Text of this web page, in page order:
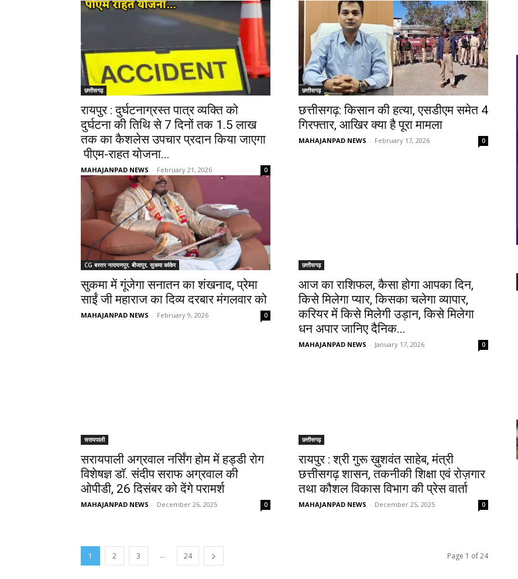
छत्तीसगढ़
रायपुर : दुर्घटनाग्रस्त पात्र व्यक्ति को
दुर्घटना की तिथि से 7 दिनों तक ₹1.5 लाख
तक का कैशलेस उपचार प्रदान किया जाएगा
पीएम-राहत योजना...
MAHAJANPAD NEWS - February 21, 2026 0
छत्तीसगढ़
छत्तीसगढ़: किसान की हत्या, एसडीएम समेत 4
गिरफ्तार, आखिर क्या है पूरा मामला
MAHAJANPAD NEWS - February 17, 2026 0
CG बस्तर नारायणपुर, बीजापुर, सुकमा कांकेर
सुकमा में गूंजेगा सनातन का शंखनाद, प्रेमा
साईं जी महाराज का दिव्य दरबार मंगलवार को
MAHAJANPAD NEWS - February 9, 2026 0
छत्तीसगढ़
आज का राशिफल, कैसा होगा आपका दिन,
किसे मिलेगा प्यार, किसका चलेगा व्यापार,
करियर में किसे मिलेगी उड़ान, किसे मिलेगा
धन अपार जानिए दैनिक...
MAHAJANPAD NEWS - January 17, 2026 0
सरायपाली
सरायपाली अग्रवाल नर्सिंग होम में हड्डी रोग
विशेषज्ञ डॉ. संदीप सराफ अग्रवाल की
ओपीडी, 26 दिसंबर को देंगे परामर्श
MAHAJANPAD NEWS - December 26, 2025 0
छत्तीसगढ़
रायपुर : श्री गुरू ख़ुशवंत साहेब, मंत्री
छत्तीसगढ़ शासन, तकनीकी शिक्षा एवं रोज़गार
तथा कौशल विकास विभाग की प्रेस वार्ता
MAHAJANPAD NEWS - December 25, 2025 0
1 2 3 ... 24 Page 1 of 24